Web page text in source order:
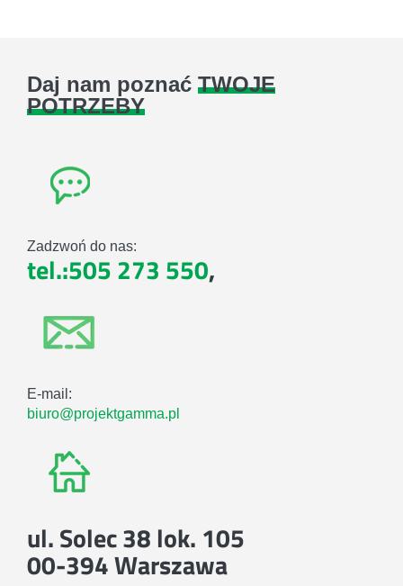
Daj nam poznać TWOJE
POTRZEBY
Zadzwoń do nas:
tel.:505 273 550,
E-mail:
biuro@projektgamma.pl
ul. Solec 38 lok. 105
00-394 Warszawa